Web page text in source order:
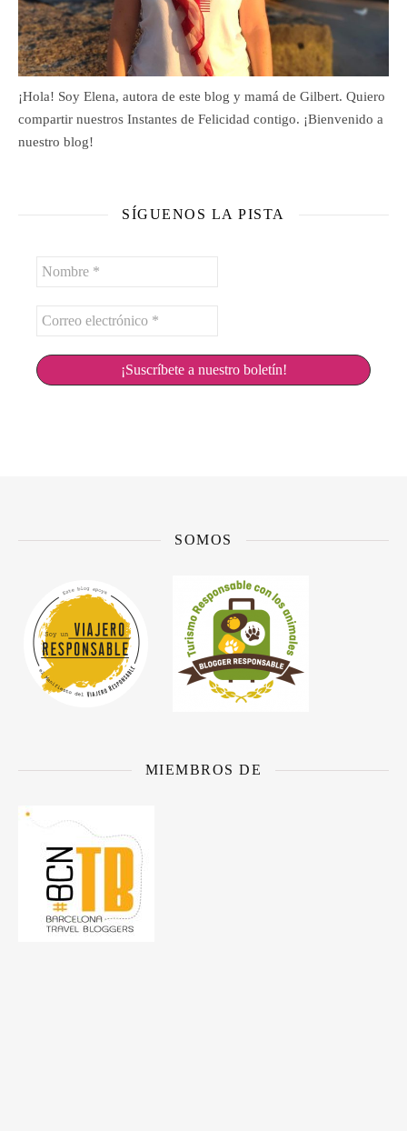
¡Hola! Soy Elena, autora de este blog y mamá de Gilbert. Quiero
compartir nuestros Instantes de Felicidad contigo. ¡Bienvenido a
nuestro blog!
SÍGUENOS LA PISTA
Nombre
Correo
*
SOMOS
MIEMBROS DE